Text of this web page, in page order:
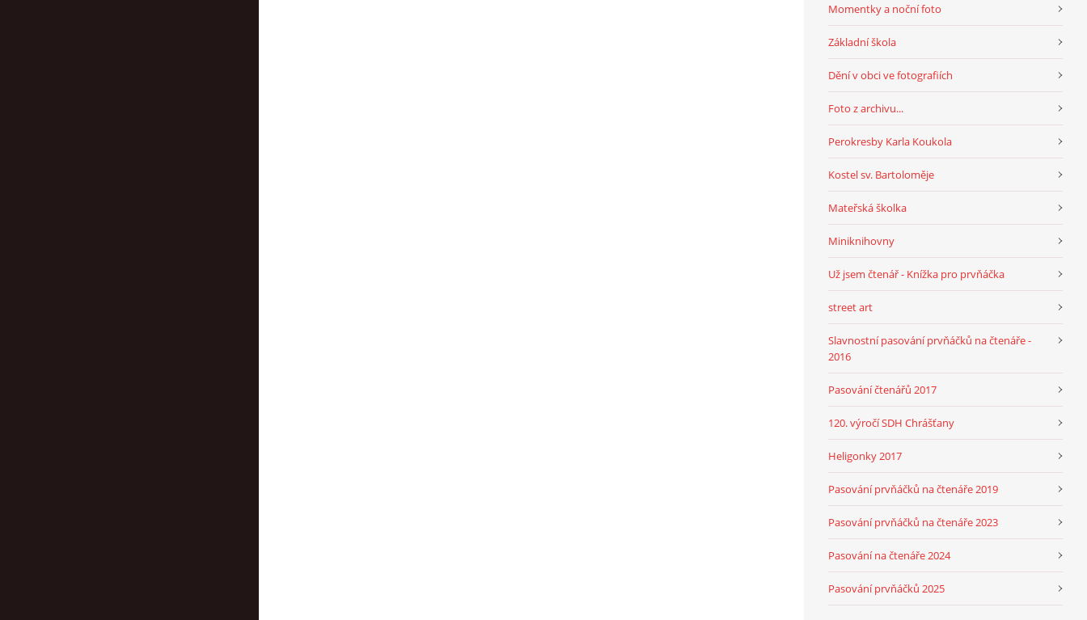
Momentky a noční foto
Základní škola
Dění v obci ve fotografiích
Foto z archivu...
Perokresby Karla Koukola
Kostel sv. Bartoloměje
Mateřská školka
Miniknihovny
Už jsem čtenář - Knížka pro prvňáčka
street art
Slavnostní pasování prvňáčků na čtenáře -
2016
Pasování čtenářů 2017
120. výročí SDH Chrášťany
Heligonky 2017
Pasování prvňáčků na čtenáře 2019
Pasování prvňáčků na čtenáře 2023
Pasování na čtenáře 2024
Pasování prvňáčků 2025